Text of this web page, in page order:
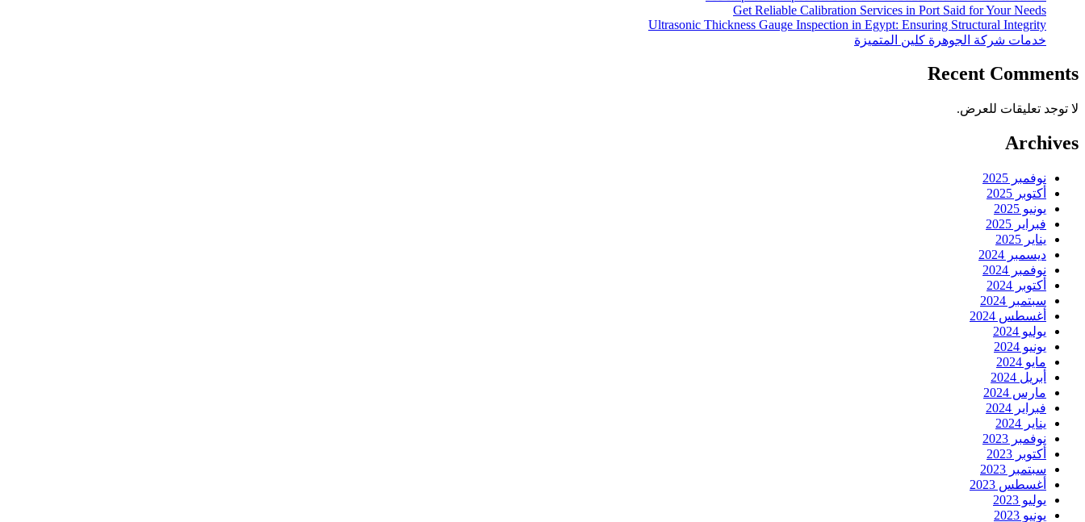
Get Reliable Calibration Services in Port Said for Your Needs
Ultrasonic Thickness Gauge Inspection in Egypt: Ensuring Structural Integrity
خدمات شركة الجوهرة كلين المتميزة
Recent Comments
لا توجد تعليقات للعرض.
Archives
نوفمبر 2025
أكتوبر 2025
يونيو 2025
فبراير 2025
يناير 2025
ديسمبر 2024
نوفمبر 2024
أكتوبر 2024
سبتمبر 2024
أغسطس 2024
يوليو 2024
يونيو 2024
مايو 2024
أبريل 2024
مارس 2024
فبراير 2024
يناير 2024
نوفمبر 2023
أكتوبر 2023
سبتمبر 2023
أغسطس 2023
يوليو 2023
يونيو 2023